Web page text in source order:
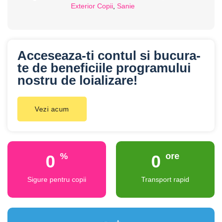
Exterior Copii Sanie
Acceseaza-ti contul si bucura-
te de beneficiile programului
nostru de loializare!
Vezi acum
0 %
Sigure pentru copii
0 ore
Transport rapid